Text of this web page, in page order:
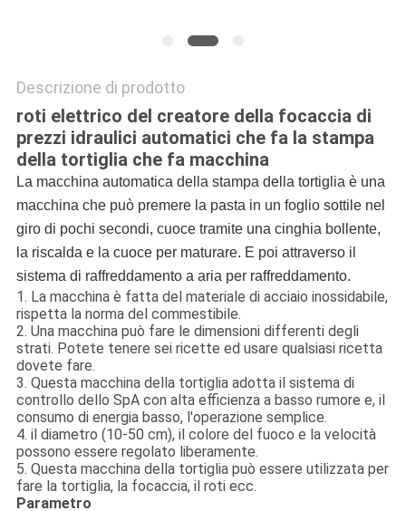
Descrizione di prodotto
roti elettrico del creatore della focaccia di
prezzi idraulici automatici che fa la stampa
della tortiglia che fa macchina
La macchina automatica della stampa della tortiglia è una
macchina che può premere la pasta in un foglio sottile nel
giro di pochi secondi, cuoce tramite una cinghia bollente,
la riscalda e la cuoce per maturare. E poi attraverso il
sistema di raffreddamento a aria per raffreddamento.
1. La macchina è fatta del materiale di acciaio inossidabile,
rispetta la norma del commestibile.
2. Una macchina può fare le dimensioni differenti degli
strati. Potete tenere sei ricette ed usare qualsiasi ricetta
dovete fare.
3. Questa macchina della tortiglia adotta il sistema di
controllo dello SpA con alta efficienza a basso rumore e, il
consumo di energia basso, l'operazione semplice.
4. il diametro (10-50 cm), il colore del fuoco e la velocità
possono essere regolato liberamente.
5. Questa macchina della tortiglia può essere utilizzata per
fare la tortiglia, la focaccia, il roti ecc.
Parametro